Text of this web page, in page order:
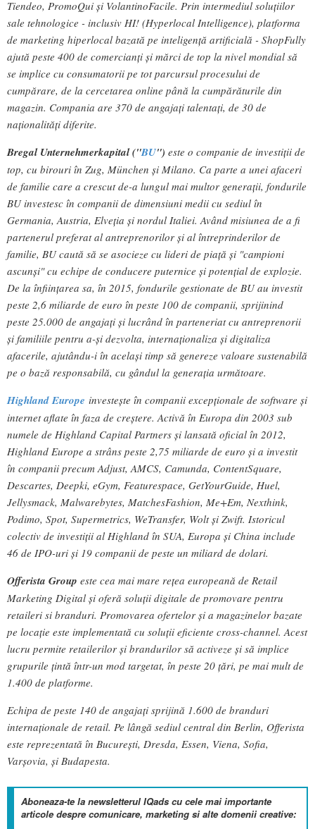
Tiendeo, PromoQui și VolantinoFacile. Prin intermediul soluțiilor
sale tehnologice - inclusiv HI! (Hyperlocal Intelligence), platforma
de marketing hiperlocal bazată pe inteligență artificială - ShopFully
ajută peste 400 de comercianți și mărci de top la nivel mondial să
se implice cu consumatorii pe tot parcursul procesului de
cumpărare, de la cercetarea online până la cumpărăturile din
magazin. Compania are 370 de angajați talentați, de 30 de
naționalități diferite.
Bregal Unternehmerkapital ("BU") este o companie de investiții de
top, cu birouri în Zug, München și Milano. Ca parte a unei afaceri
de familie care a crescut de-a lungul mai multor generații, fondurile
BU investesc în companii de dimensiuni medii cu sediul în
Germania, Austria, Elveția și nordul Italiei. Având misiunea de a fi
partenerul preferat al antreprenorilor și al întreprinderilor de
familie, BU caută să se asocieze cu lideri de piață și "campioni
ascunși" cu echipe de conducere puternice și potențial de explozie.
De la înființarea sa, în 2015, fondurile gestionate de BU au investit
peste 2,6 miliarde de euro în peste 100 de companii, sprijinind
peste 25.000 de angajați și lucrând în parteneriat cu antreprenorii
și familiile pentru a-și dezvolta, internaționaliza și digitaliza
afacerile, ajutându-i în același timp să genereze valoare sustenabilă
pe o bază responsabilă, cu gândul la generația următoare.
Highland Europe investește în companii excepționale de software și
internet aflate în faza de creștere. Activă în Europa din 2003 sub
numele de Highland Capital Partners și lansată oficial în 2012,
Highland Europe a strâns peste 2,75 miliarde de euro și a investit
în companii precum Adjust, AMCS, Camunda, ContentSquare,
Descartes, Deepki, eGym, Featurespace, GetYourGuide, Huel,
Jellysmack, Malwarebytes, MatchesFashion, Me+Em, Nexthink,
Podimo, Spot, Supermetrics, WeTransfer, Wolt și Zwift. Istoricul
colectiv de investiții al Highland în SUA, Europa și China include
46 de IPO-uri și 19 companii de peste un miliard de dolari.
Offerista Group este cea mai mare rețea europeană de Retail
Marketing Digital și oferă soluții digitale de promovare pentru
retaileri si branduri. Promovarea ofertelor și a magazinelor bazate
pe locație este implementată cu soluții eficiente cross-channel. Acest
lucru permite retailerilor și brandurilor să activeze și să implice
grupurile țintă într-un mod targetat, în peste 20 țări, pe mai mult de
1.400 de platforme.
Echipa de peste 140 de angajați sprijină 1.600 de branduri
internaționale de retail. Pe lângă sediul central din Berlin, Offerista
este reprezentată în București, Dresda, Essen, Viena, Sofia,
Varșovia, și Budapesta.
Aboneaza-te la newsletterul IQads cu cele mai importante
articole despre comunicare, marketing si alte domenii creative: